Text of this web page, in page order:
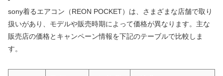
sony着るエアコン（REON POCKET）は、さまざまな店舗で取り
扱いがあり、モデルや販売時期によって価格が異なります。主な
販売店の価格とキャンペーン情報を下記のテーブルで比較しま
す。